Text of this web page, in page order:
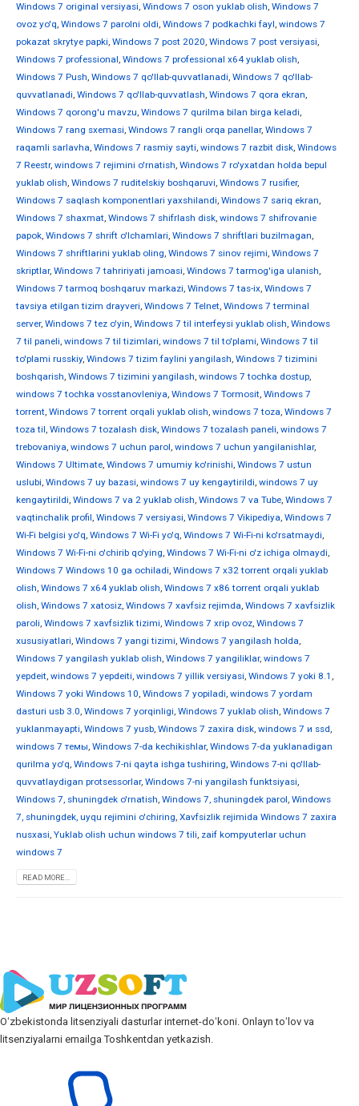
Windows 7 original versiyasi, Windows 7 oson yuklab olish, Windows 7
ovoz yo'q, Windows 7 parolni oldi, Windows 7 podkachki fayl, windows 7
pokazat skrytye papki, Windows 7 post 2020, Windows 7 post versiyasi,
Windows 7 professional, Windows 7 professional x64 yuklab olish,
Windows 7 Push, Windows 7 qo'llab-quvvatlanadi, Windows 7 qo'llab-
quvvatlanadi, Windows 7 qo'llab-quvvatlash, Windows 7 qora ekran,
Windows 7 qorong'u mavzu, Windows 7 qurilma bilan birga keladi,
Windows 7 rang sxemasi, Windows 7 rangli orqa panellar, Windows 7
raqamli sarlavha, Windows 7 rasmiy sayti, windows 7 razbit disk, Windows
7 Reestr, windows 7 rejimini o'rnatish, Windows 7 ro'yxatdan holda bepul
yuklab olish, Windows 7 ruditelskiy boshqaruvi, Windows 7 rusifier,
Windows 7 saqlash komponentlari yaxshilandi, Windows 7 sariq ekran,
Windows 7 shaxmat, Windows 7 shifrlash disk, windows 7 shifrovanie
papok, Windows 7 shrift o'lchamlari, Windows 7 shriftlari buzilmagan,
Windows 7 shriftlarini yuklab oling, Windows 7 sinov rejimi, Windows 7
skriptlar, Windows 7 tahririyati jamoasi, Windows 7 tarmog'iga ulanish,
Windows 7 tarmoq boshqaruv markazi, Windows 7 tas-ix, Windows 7
tavsiya etilgan tizim drayveri, Windows 7 Telnet, Windows 7 terminal
server, Windows 7 tez o'yin, Windows 7 til interfeysi yuklab olish, Windows
7 til paneli, windows 7 til tizimlari, windows 7 til to'plami, Windows 7 til
to'plami russkiy, Windows 7 tizim faylini yangilash, Windows 7 tizimini
boshqarish, Windows 7 tizimini yangilash, windows 7 tochka dostup,
windows 7 tochka vosstanovleniya, Windows 7 Tormosit, Windows 7
torrent, Windows 7 torrent orqali yuklab olish, windows 7 toza, Windows 7
toza til, Windows 7 tozalash disk, Windows 7 tozalash paneli, windows 7
trebovaniya, windows 7 uchun parol, windows 7 uchun yangilanishlar,
Windows 7 Ultimate, Windows 7 umumiy ko'rinishi, Windows 7 ustun
uslubi, Windows 7 uy bazasi, windows 7 uy kengaytirildi, windows 7 uy
kengaytirildi, Windows 7 va 2 yuklab olish, Windows 7 va Tube, Windows 7
vaqtinchalik profil, Windows 7 versiyasi, Windows 7 Vikipediya, Windows 7
Wi-Fi belgisi yo'q, Windows 7 Wi-Fi yo'q, Windows 7 Wi-Fi-ni ko'rsatmaydi,
Windows 7 Wi-Fi-ni o'chirib qo'ying, Windows 7 Wi-Fi-ni o'z ichiga olmaydi,
Windows 7 Windows 10 ga ochiladi, Windows 7 x32 torrent orqali yuklab
olish, Windows 7 x64 yuklab olish, Windows 7 x86 torrent orqali yuklab
olish, Windows 7 xatosiz, Windows 7 xavfsiz rejimda, Windows 7 xavfsizlik
paroli, Windows 7 xavfsizlik tizimi, Windows 7 xrip ovoz, Windows 7
xususiyatlari, Windows 7 yangi tizimi, Windows 7 yangilash holda,
Windows 7 yangilash yuklab olish, Windows 7 yangiliklar, windows 7
yepdeit, windows 7 yepdeiti, windows 7 yillik versiyasi, Windows 7 yoki 8.1 ,
Windows 7 yoki Windows 10, Windows 7 yopiladi, windows 7 yordam
dasturi usb 3.0, Windows 7 yorqinligi, Windows 7 yuklab olish, Windows 7
yuklanmayapti, Windows 7 yusb, Windows 7 zaxira disk, windows 7 и ssd,
windows 7 темы, Windows 7-da kechikishlar, Windows 7-da yuklanadigan
qurilma yo'q, Windows 7-ni qayta ishga tushiring, Windows 7-ni qo'llab-
quvvatlaydigan protsessorlar, Windows 7-ni yangilash funktsiyasi,
Windows 7, shuningdek o'rnatish, Windows 7, shuningdek parol, Windows
7, shuningdek, uyqu rejimini o'chiring, Xavfsizlik rejimida Windows 7 zaxira
nusxasi, Yuklab olish uchun windows 7 tili, zaif kompyuterlar uchun
windows 7
READ MORE...
Oʻzbekistonda litsenziyali dasturlar internet-doʻkoni. Onlayn toʻlov va
litsenziyalarni emailga Toshkentdan yetkazish.